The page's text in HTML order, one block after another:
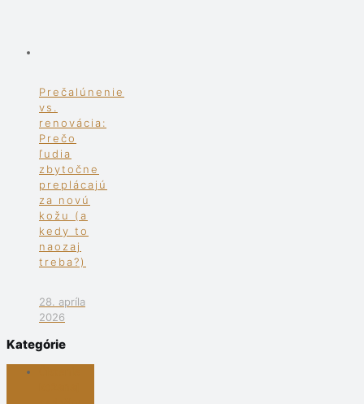
Prečalúnenie
vs.
renovácia:
Prečo
ľudia
zbytočne
preplácajú
za novú
kožu (a
kedy to
naozaj
treba?)
28. apríla
2026
Kategórie